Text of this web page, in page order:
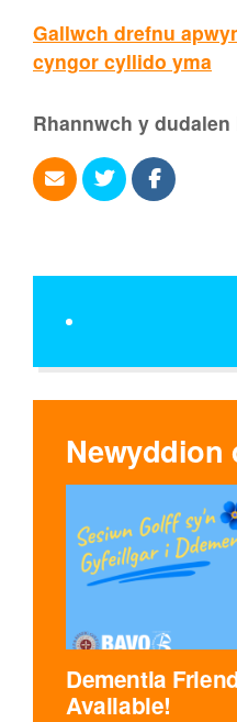
Gallwch drefnu
cyngor cyllido yma
Rhannwch y dudalen
Newyddion
Dementia
Available!